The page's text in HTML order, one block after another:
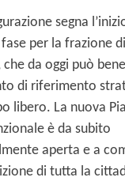
segna
per la frazione
che da oggi può
di riferimento
libero. La nuova
è da subito
aperta e a
di tutta la